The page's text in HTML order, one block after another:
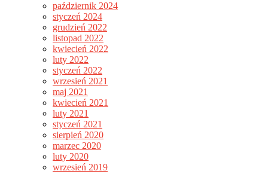
październik 2024
styczeń 2024
grudzień 2022
listopad 2022
kwiecień 2022
luty 2022
styczeń 2022
wrzesień 2021
maj 2021
kwiecień 2021
luty 2021
styczeń 2021
sierpień 2020
marzec 2020
luty 2020
wrzesień 2019